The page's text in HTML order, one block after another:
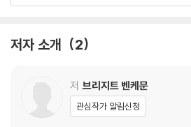
배관 설비업자 비당스 137
라캉 170
저자 소개 2
저 브리지트 벤케문
관심작가 알림신청